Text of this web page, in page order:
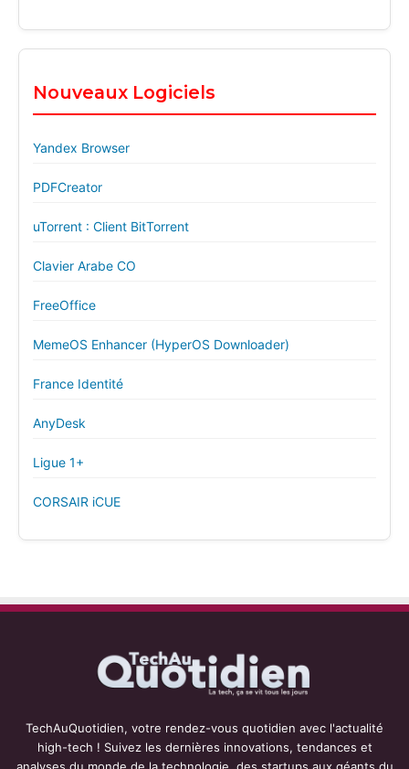
Nouveaux Logiciels
Yandex Browser
PDFCreator
uTorrent : Client BitTorrent
Clavier Arabe CO
FreeOffice
MemeOS Enhancer (HyperOS Downloader)
France Identité
AnyDesk
Ligue 1+
CORSAIR iCUE
TechAuQuotidien, votre rendez-vous quotidien avec l'actualité
high-tech ! Suivez les dernières innovations, tendances et